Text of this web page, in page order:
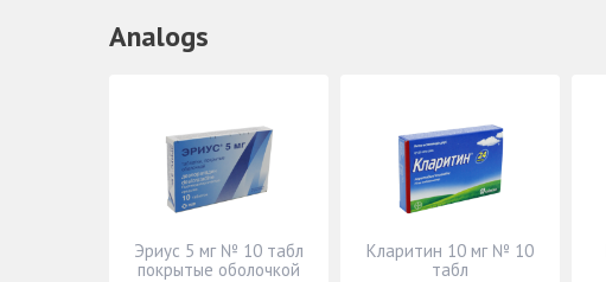
Analogs
Эриус 5 мг № 10 табл
покрытые оболочкой
Кларитин 10 мг № 10
табл